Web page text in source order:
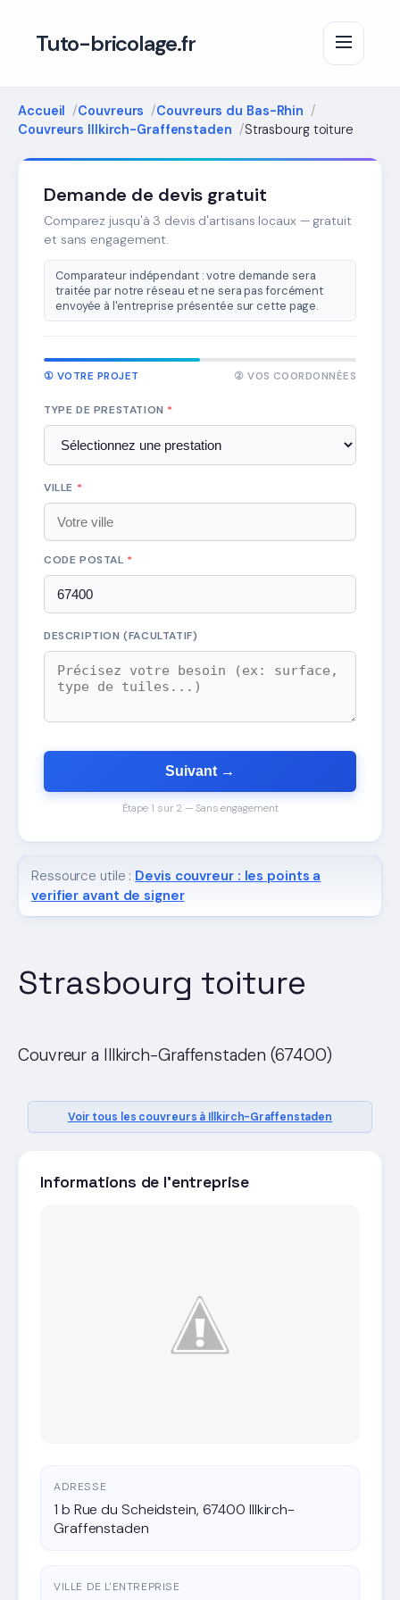
Tuto-bricolage.fr
Accueil Couvreurs
Couvreurs du Bas-Rhin
Couvreurs Illkirch-Graffenstaden
Strasbourg toiture
Strasbourg toiture
Couvreur a Illkirch-Graffenstaden (67400)
Voir tous les couvreurs à Illkirch-Graffenstaden
Informations de l'entreprise
ADRESSE
1 b Rue du Scheidstein, 67400 Illkirch-
Graffenstaden
VILLE DE L'ENTREPRISE
Demande de devis gratuit
Comparez jusqu'à 3 devis d'artisans locaux — gratuit
et sans engagement.
Comparateur indépendant : votre demande sera
traitée par notre réseau et ne sera pas forcément
envoyée à l'entreprise présentée sur cette page.
① VOTRE PROJET ② VOS COORDONNÉES
TYPE DE PRESTATION *
VILLE *
CODE POSTAL *
DESCRIPTION (FACULTATIF)
Suivant →
Étape 1 sur 2 — Sans engagement
Ressource utile : Devis couvreur : les points a
verifier avant de signer